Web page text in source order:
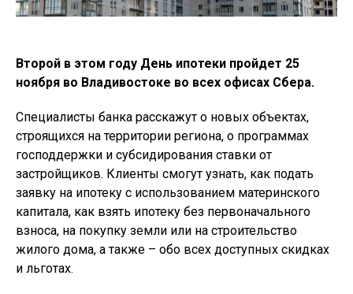
Второй в этом году День ипотеки пройдет 25
ноября во Владивостоке во всех офисах Сбера.
Специалисты банка расскажут о новых объектах,
строящихся на территории региона, о программах
господдержки и субсидирования ставки от
застройщиков. Клиенты смогут узнать, как подать
заявку на ипотеку с использованием материнского
капитала, как взять ипотеку без первоначального
взноса, на покупку земли или на строительство
жилого дома, а также – обо всех доступных скидках
и льготах.